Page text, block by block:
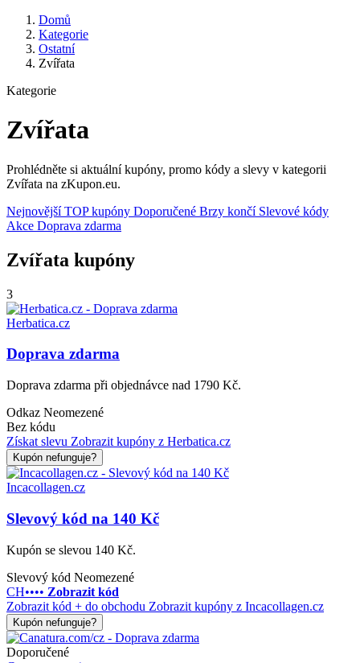
Domů
Kategorie
Ostatní
Zvířata
Kategorie
Zvířata
Prohlédněte si aktuální kupóny, promo kódy a slevy v kategorii
Zvířata na zKupon.eu.
Nejnovější TOP kupóny Doporučené Brzy končí Slevové kódy
Akce Doprava zdarma
Zvířata kupóny
3
Herbatica.cz
Doprava zdarma
Doprava zdarma při objednávce nad 1790 Kč.
Odkaz Neomezené
Bez kódu
Získat slevu Zobrazit kupóny z Herbatica.cz
Kupón nefunguje?
Incacollagen.cz
Slevový kód na 140 Kč
Kupón se slevou 140 Kč.
Slevový kód Neomezené
CH•••• Zobrazit kód
Zobrazit kód + do obchodu Zobrazit kupóny z Incacollagen.cz
Kupón nefunguje?
Doporučené